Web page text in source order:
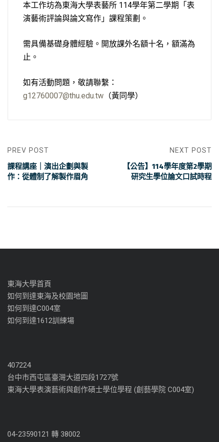
本工作坊為東海大學表藝所 114學年第二學期「表
演藝術評論與論文寫作」課程策劃。
需具備基礎身體經驗。開放課外名額十名，額滿為
止。
如有活動問題，敬請聯繫：
g12760007@thu.edu.tw （黃同學）
PREV POST
課程講座｜演出企劃與製
作：從體制了解製作眉角
NEXT POST
【公告】114學年度第2學期
研究生學位論文口試時程
東海大學首頁
如何到達東海及校園地圖
如何到達C004室
如何到達1612訓練場
407224
台中市西屯區臺灣大道四段1727號
東海大學表演藝術與創作碩士學位學程 (創藝學院 C004室)
04-23590121 轉 38002